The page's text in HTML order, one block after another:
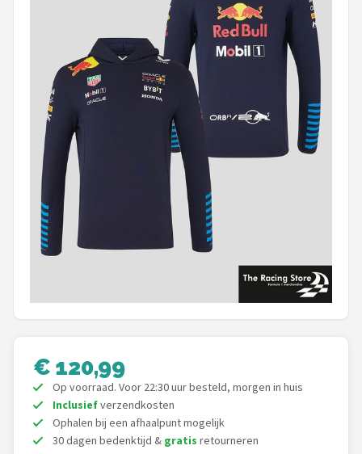
Shop
POPULAIRE MERKEN
Sparco
Red Bull Racing
Red Bull
Carrera
Ferrari
Thrustmaster
Next Level Racing
Oracle Red Bull Racing
€ 120,99
Op voorraad. Voor 22:30 uur besteld, morgen in huis
Inclusiefverzendkosten
Ophalen bij een afhaalpunt mogelijk
30 dagen bedenktijd & gratis retourneren